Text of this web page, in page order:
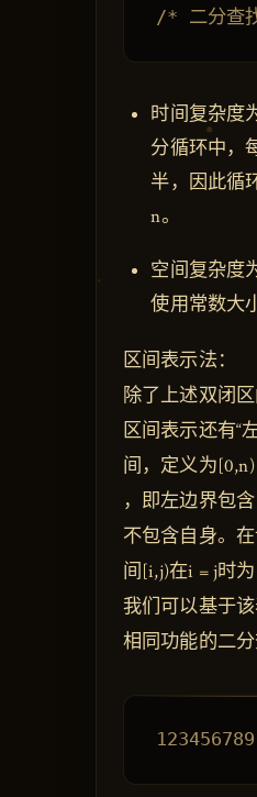
时间复杂度
分循环中，
半，因此循
n。
空间复杂度
使用常数大
区间表示法：
除了上述双闭
区间表示还有“
间，定义为[0,n)
，即左边界包
不包含自身。
间[i,j)在i = j时为
我们可以基于
相同功能的二分